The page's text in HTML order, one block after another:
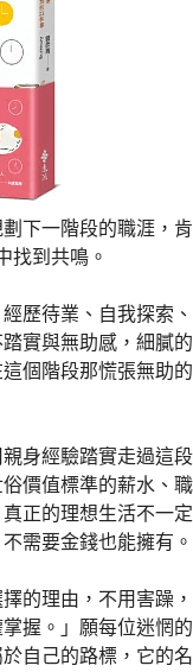
下一階段的職涯，肯
找到共鳴。
歷待業、自我探索、
實與無助感，細膩的
個階段那慌張無助的
身經驗踏實走過這段
價值標準的薪水、職
正的理想生活不一定
需要金錢也能擁有。
的理由，不用害躁，
握。」願每位迷惘的
自己的路標，它的名